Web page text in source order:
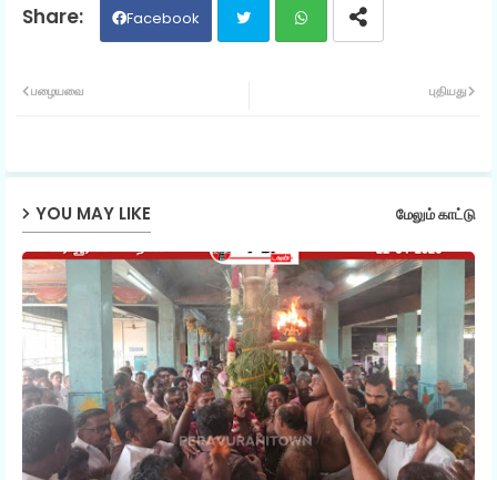
Facebook
ap
புதியது
பழையவை
YOU MAY LIKE மேலும் காட்டு